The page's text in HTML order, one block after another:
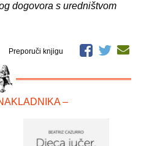
dogovora s uredništvom
Preporuči knjigu
–